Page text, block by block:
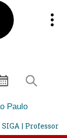
Paulo
SIGA | Professor